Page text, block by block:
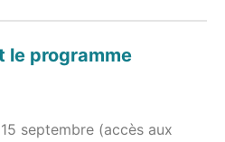
le programme
septembre (accès aux